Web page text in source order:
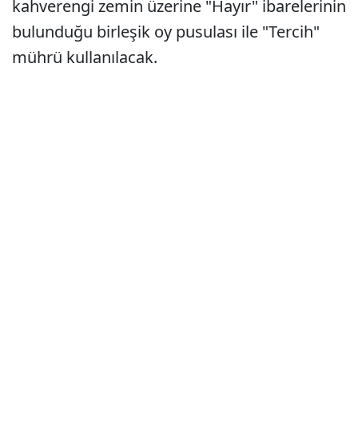
kahverengi zemin üzerine "Hayır" ibarelerinin
bulunduğu birleşik oy pusulası ile "Tercih"
mührü kullanılacak.